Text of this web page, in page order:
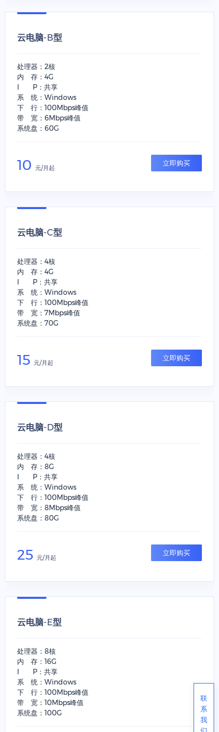
云电脑-B型
处理器：2核
内 存：4G
I P：共享
系 统：Windows
下 行：100Mbps峰值
带 宽：6Mbps峰值
系统盘：60G
10 元/月起
立即购买
云电脑-C型
处理器：4核
内 存：4G
I P：共享
系 统：Windows
下 行：100Mbps峰值
带 宽：7Mbps峰值
系统盘：70G
15 元/月起
立即购买
云电脑-D型
处理器：4核
内 存：8G
I P：共享
系 统：Windows
下 行：100Mbps峰值
带 宽：8Mbps峰值
系统盘：80G
25 元/月起
立即购买
云电脑-E型
处理器：8核
内 存：16G
I P：共享
系 统：Windows
下 行：100Mbps峰值
带 宽：10Mbps峰值
系统盘：100G
联
系
我